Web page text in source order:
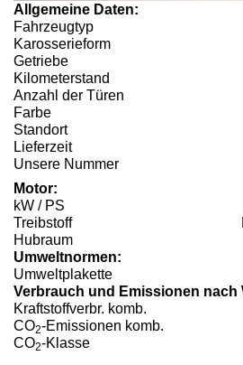
Allgemeine Daten:
Fahrzeugtyp
Karosserieform
Getriebe
Kilometerstand
Anzahl der Türen
Farbe
Standort
Lieferzeit
Unsere Nummer
Motor:
kW / PS
Treibstoff
Hubraum
Umweltnormen:
Umweltplakette
Verbrauch und Emissionen nach
Kraftstoffverbr. komb.
CO2-Emissionen komb.
CO2-Klasse